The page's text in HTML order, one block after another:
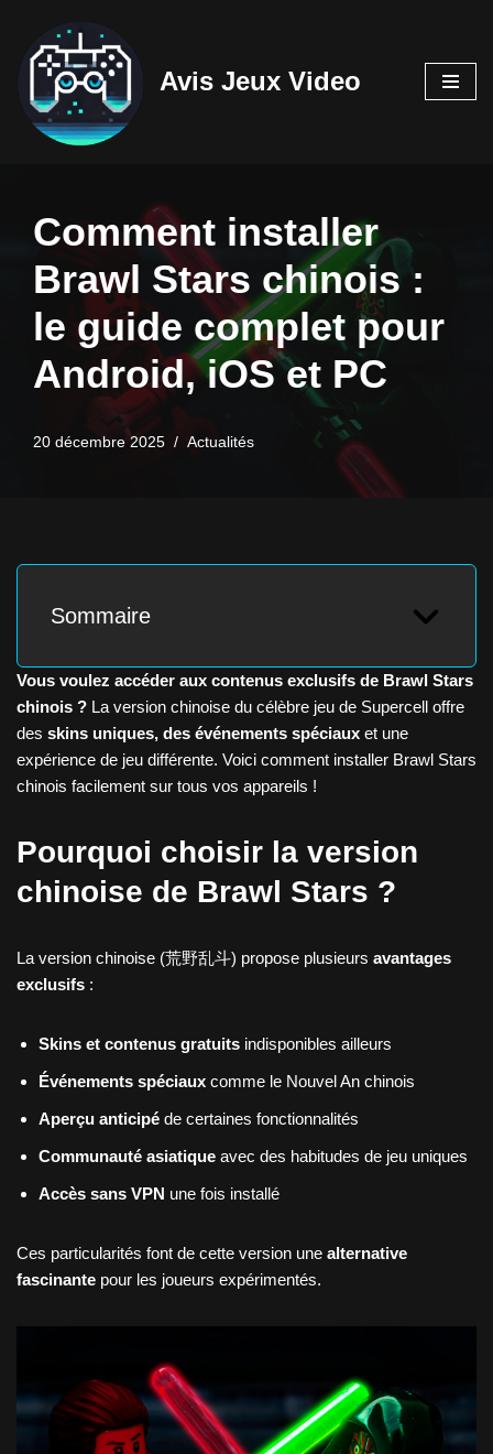
Aller
contenu
Avis Jeux Video
Comment installer
Brawl Stars chinois :
le guide complet pour
Android, iOS et PC
20 décembre 2025 Actualités
Sommaire
Vous voulez accéder aux contenus exclusifs de Brawl Stars
chinois ? La version chinoise du célèbre jeu de Supercell offre
des skins uniques, des événements spéciaux et une
expérience de jeu différente. Voici comment installer Brawl Stars
chinois facilement sur tous vos appareils !
Pourquoi choisir la version
chinoise de Brawl Stars ?
La version chinoise (荒野乱斗) propose plusieurs avantages
exclusifs :
Skins et contenus gratuits indisponibles ailleurs
Événements spéciaux comme le Nouvel An chinois
Aperçu anticipé de certaines fonctionnalités
Communauté asiatique avec des habitudes de jeu uniques
Accès sans VPN une fois installé
Ces particularités font de cette version une alternative
fascinante pour les joueurs expérimentés.